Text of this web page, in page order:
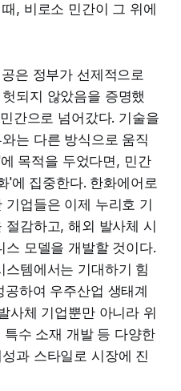
, 비로소 민간이 그 위에
은 정부가 선제적으로
되지 않았음을 증명했
간으로 넘어갔다. 기술을
는 다른 방식으로 움직
목적을 두었다면, 민간
'에 집중한다. 한화에어로
업들은 이제 누리호 기
감하고, 해외 발사체 시
스 모델을 개발할 것이다.
스템에서는 기대하기 힘
하여 우주산업 생태계
사체 기업뿐만 아니라 위
수 소재 개발 등 다양한
과 스타일로 시장에 진